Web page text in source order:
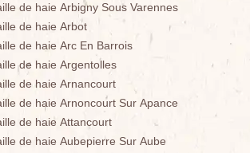
de haie Arbigny Sous Varennes
de haie Arbot
de haie Arc En Barrois
de haie Argentolles
de haie Arnancourt
de haie Arnoncourt Sur Apance
de haie Attancourt
de haie Aubepierre Sur Aube